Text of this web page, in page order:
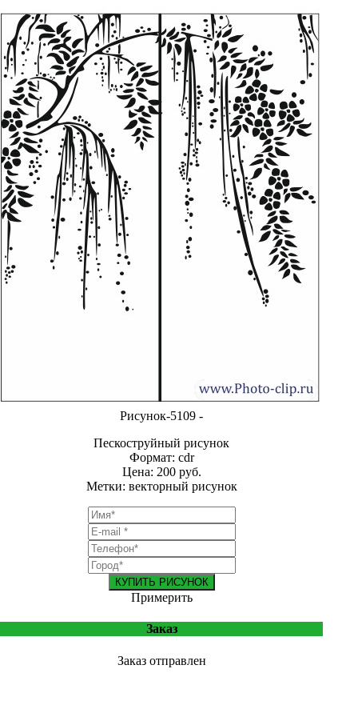
Рисунок-5109 -
Пескоструйный рисунок
Формат: cdr
Цена: 200 руб.
Метки: векторный рисунок
КУПИТЬ РИСУНОК
Примерить
Заказ
Заказ отправлен